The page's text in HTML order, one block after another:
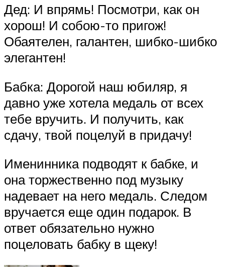
Дед: И впрямь! Посмотри, как он
хорош! И собою-то пригож!
Обаятелен, галантен, шибко-шибко
элегантен!
Бабка: Дорогой наш юбиляр, я
давно уже хотела медаль от всех
тебе вручить. И получить, как
сдачу, твой поцелуй в придачу!
Именинника подводят к бабке, и
она торжественно под музыку
надевает на него медаль. Следом
вручается еще один подарок. В
ответ обязательно нужно
поцеловать бабку в щеку!